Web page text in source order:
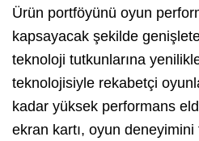
Ürün portföyünü oyun
kapsayacak şekilde
teknoloji tutkunlarına
teknolojisiyle rekabetçi
kadar yüksek performans
ekran kartı, oyun deneyimini